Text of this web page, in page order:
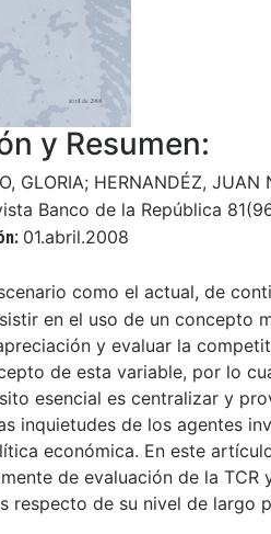
y Resumen:
GLORIA; HERNANDÉZ,
Banco de la República
01.abril.2008
como el actual, de
en el uso de un concepto
y evaluar la
de esta variable, por lo
esencial es centralizar y
inquietudes de los agentes
económica. En este
de evaluación de la
respecto de su nivel de largo